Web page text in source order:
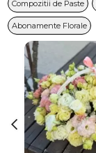
Compozitii de Paste
Abonamente Florale